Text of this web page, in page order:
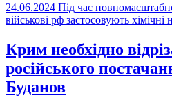
24.06.2024 Під час
військові рф застосовують
Крим необхідно
російського
Буданов